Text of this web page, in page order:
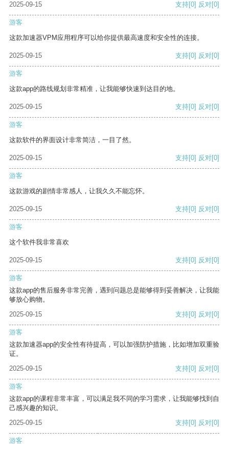
2025-09-15
支持[0] 反对[0]
游客
这款加速器VPM应用程序可以给你提供最高速度和安全性的连接。
2025-09-15 支持[0] 反对[0]
游客
这款app的路线规划非常精准，让我能够快速到达目的地。
2025-09-15 支持[0] 反对[0]
游客
这款软件的界面设计非常简洁，一目了然。
2025-09-15 支持[0] 反对[0]
游客
这款游戏的剧情非常感人，让我久久不能忘怀。
2025-09-15 支持[0] 反对[0]
游客
这个软件我非常喜欢
2025-09-15 支持[0] 反对[0]
游客
这款app的售后服务非常完善，遇到问题总是能够得到妥善解决，让我能
够放心购物。
2025-09-15
支持[0] 反对[0]
游客
这款加速器app的安全性有待提高，可以加强防护措施，比如增加双重验
证。
2025-09-15
支持[0] 反对[0]
游客
这款app的课程非常丰富，可以满足我不同的学习需求，让我能够找到自
己感兴趣的知识。
2025-09-15
支持[0] 反对[0]
游客